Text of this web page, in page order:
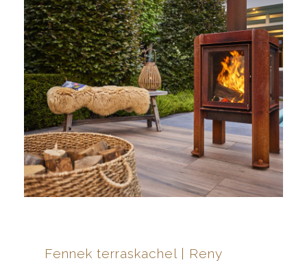
Fennek terraskachel | Reny